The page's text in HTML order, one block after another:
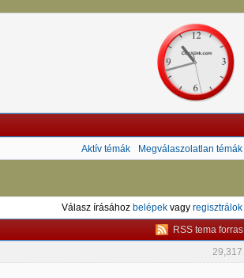
Aktív témák Megválaszolatlan témák
Válasz írásához belépek vagy regisztrálok
RSS tema forras
29,317